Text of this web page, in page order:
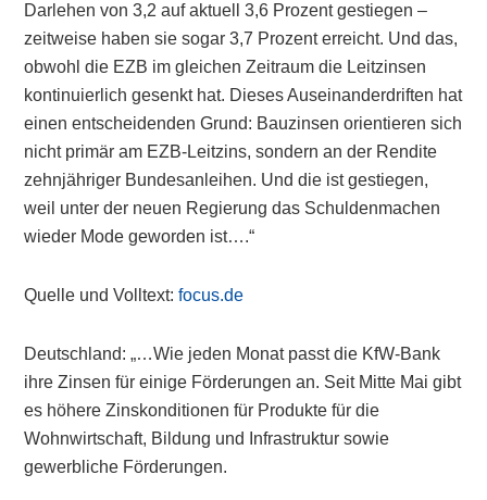
Darlehen von 3,2 auf aktuell 3,6 Prozent gestiegen –
zeitweise haben sie sogar 3,7 Prozent erreicht. Und das,
obwohl die EZB im gleichen Zeitraum die Leitzinsen
kontinuierlich gesenkt hat. Dieses Auseinanderdriften hat
einen entscheidenden Grund: Bauzinsen orientieren sich
nicht primär am EZB-Leitzins, sondern an der Rendite
zehnjähriger Bundesanleihen. Und die ist gestiegen,
weil unter der neuen Regierung das Schuldenmachen
wieder Mode geworden ist….“
Quelle und Volltext:focus.de
Deutschland: „…Wie jeden Monat passt die KfW-Bank
ihre Zinsen für einige Förderungen an. Seit Mitte Mai gibt
es höhere Zinskonditionen für Produkte für die
Wohnwirtschaft, Bildung und Infrastruktur sowie
gewerbliche Förderungen.